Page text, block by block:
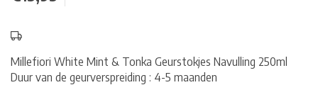
Millefiori White Mint & Tonka Geurstokjes Navulling 250ml
Duur van de geurverspreiding : 4-5 maanden